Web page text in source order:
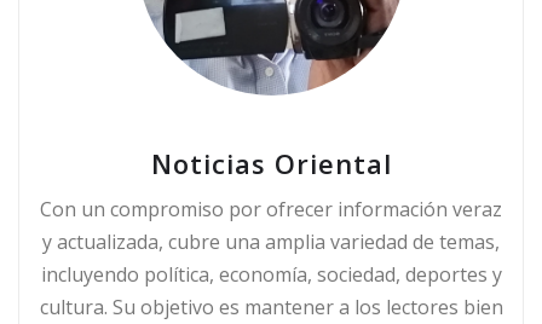
Noticias Oriental
Con un compromiso por ofrecer información veraz
y actualizada, cubre una amplia variedad de temas,
incluyendo política, economía, sociedad, deportes y
cultura. Su objetivo es mantener a los lectores bien